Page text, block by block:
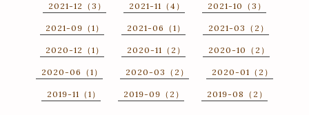
2021-12（3） 2021-11（4） 2021-10（3）
2021-09（1） 2021-06（1） 2021-03（2）
2020-12（1） 2020-11（2） 2020-10（2）
2020-06（1） 2020-03（2） 2020-01（2）
2019-11（1） 2019-09（2） 2019-08（2）